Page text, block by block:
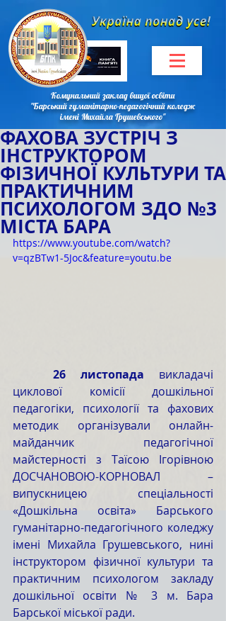
Комунальний заклад вищої освіти
"Барський гуманітарно-педагогічний коледж
імені Михайла Грушевського"
ФАХОВА ЗУСТРІЧ З
ІНСТРУКТОРОМ
ФІЗИЧНОЇ КУЛЬТУРИ ТА
ПРАКТИЧНИМ
ПСИХОЛОГОМ ЗДО №3
МІСТА БАРА
https://www.youtube.com/watch?
v=qzBTw1-5Joc&feature=youtu.be
	26 листопада
викладачі
циклової комісії дошкільної
педагогіки, психології та фахових
методик організували онлайн-
майданчик педагогічної
майстерності з Таїсою Ігорівною
ДОСЧАНОВОЮ-КОРНОВАЛ –
випускницею спеціальності
«Дошкільна освіта» Барського
гуманітарно-педагогічного коледжу
імені Михайла Грушевського, нині
інструктором фізичної культури та
практичним психологом закладу
дошкільної освіти № 3 м. Бара
Барської міської ради.